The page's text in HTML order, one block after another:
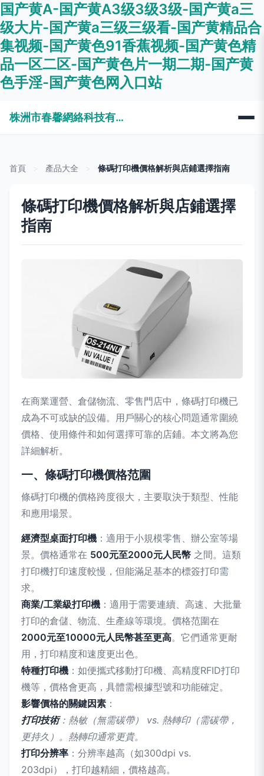
国产黄A-国产黄A3级3级3级-国产黄a三
级大片-国产黄a三级三级看-国产黄精品合
集视频-国产黄色91香蕉视频-国产黄色精
品一区二区-国产黄色片一期二期-国产黄
色手淫-国产黄色网入口站
株洲市春馨網絡科技有限公司
首頁 產品大全 條碼打印機價格解析與店鋪選擇指南
條碼打印機價格解析與店鋪選擇
指南
在商業運營、倉儲物流、零售門店中，條碼打印機已
成為不可或缺的設備。用戶關心的核心問題通常圍繞
價格、使用條件和如何選擇可靠的店鋪。本文將為您
詳細解析。
一、條碼打印機價格范圍
條碼打印機的價格跨度很大，主要取決于類型、性能
和應用場景。
經濟型桌面打印機 ：適用于小規模零售、辦公室等場
景。價格通常在 500元至2000元人民幣 之間。這類
打印機打印速度較慢，但能滿足基本的標簽打印需
求。
商業/工業級打印機 ：適用于需要連續、高速、大批量
打印的倉儲、物流、生產線等環境。價格范圍在
2000元至10000元人民幣甚至更高。它們通常更耐
用，打印精度和速度更出色。
特種打印機 ：如便攜式移動打印機、高精度RFID打印
機等，價格會更高，具體需根據型號和功能確定。
影響價格的關鍵因素 ：
打印技術：熱敏（無需碳帶） vs. 熱轉印（需碳帶，
更持久）。熱轉印通常更貴。
打印分辨率 ：分辨率越高（如300dpi vs.
203dpi），打印越精細，價格越高。